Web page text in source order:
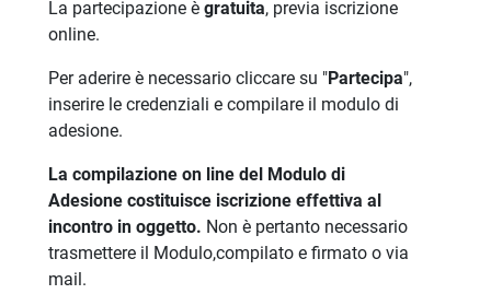
La partecipazione è gratuita, previa iscrizione
online.
Per aderire è necessario cliccare su "Partecipa",
inserire le credenziali e compilare il modulo di
adesione.
La compilazione on line del Modulo di
Adesione costituisce iscrizione effettiva al
incontro in oggetto. Non è pertanto necessario
trasmettere il Modulo,compilato e firmato o via
mail.